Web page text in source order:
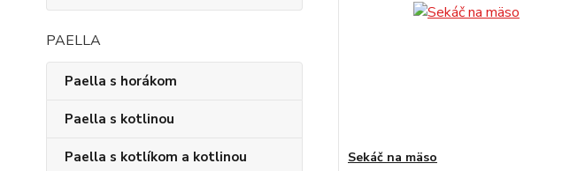
PAELLA
Paella s horákom
Paella s kotlinou
Paella s kotlíkom a kotlinou Sekáč na mäso